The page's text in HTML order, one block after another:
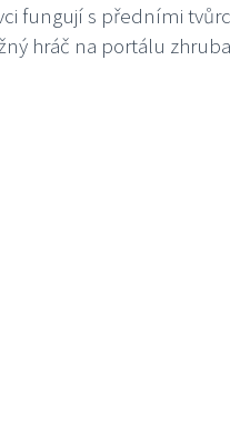
fungují s předními
hráč na portálu